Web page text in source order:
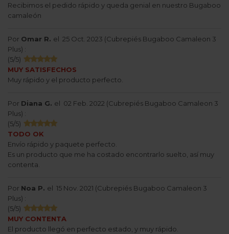
Recibimos el pedido rápido y queda genial en nuestro Bugaboo
camaleón
Por Omar R. el 25 Oct. 2023 (Cubrepiés Bugaboo Camaleon 3
Plus) :
(5/5)
MUY SATISFECHOS
Muy rápido y el producto perfecto.
Por Diana G. el 02 Feb. 2022 (Cubrepiés Bugaboo Camaleon 3
Plus) :
(5/5)
TODO OK
Envío rápido y paquete perfecto.
Es un producto que me ha costado encontrarlo suelto, así muy
contenta.
Por Noa P. el 15 Nov. 2021 (Cubrepiés Bugaboo Camaleon 3
Plus) :
(5/5)
MUY CONTENTA
El producto llegó en perfecto estado, y muy rápido.